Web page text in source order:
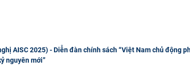
AISC 2025) - Diễn đàn chính sách “Việt Nam chủ động
nguyên mới”